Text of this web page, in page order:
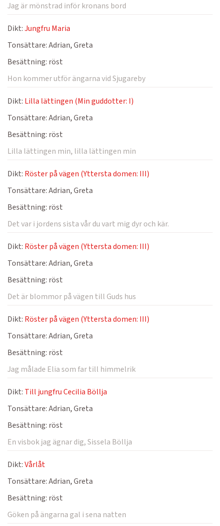
Jag är mönstrad inför kronans bord
Dikt:Jungfru Maria
Tonsättare:Adrian, Greta
Besättning: röst
Hon kommer utför ängarna vid Sjugareby
Dikt: Lilla lättingen (Min guddotter: I)
Tonsättare:Adrian, Greta
Besättning: röst
Lilla lättingen min, lilla lättingen min
Dikt: Röster på vägen (Yttersta domen: III)
Tonsättare:Adrian, Greta
Besättning: röst
Det var i jordens sista vår du vart mig dyr och kär.
Dikt: Röster på vägen (Yttersta domen: III)
Tonsättare:Adrian, Greta
Besättning: röst
Det är blommor på vägen till Guds hus
Dikt: Röster på vägen (Yttersta domen: III)
Tonsättare:Adrian, Greta
Besättning: röst
Jag målade Elia som far till himmelrik
Dikt: Till jungfru Cecilia Böllja
Tonsättare:Adrian, Greta
Besättning: röst
En visbok jag ägnar dig, Sissela Böllja
Dikt:Vårlåt
Tonsättare:Adrian, Greta
Besättning: röst
Göken på ängarna gal i sena natten